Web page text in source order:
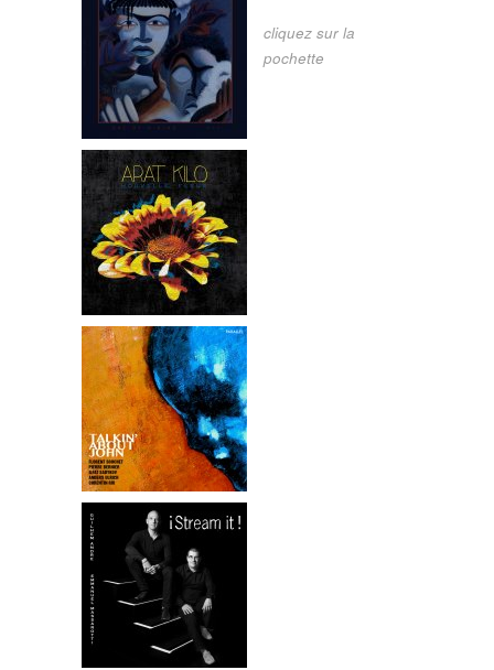
cliquez sur la
pochette